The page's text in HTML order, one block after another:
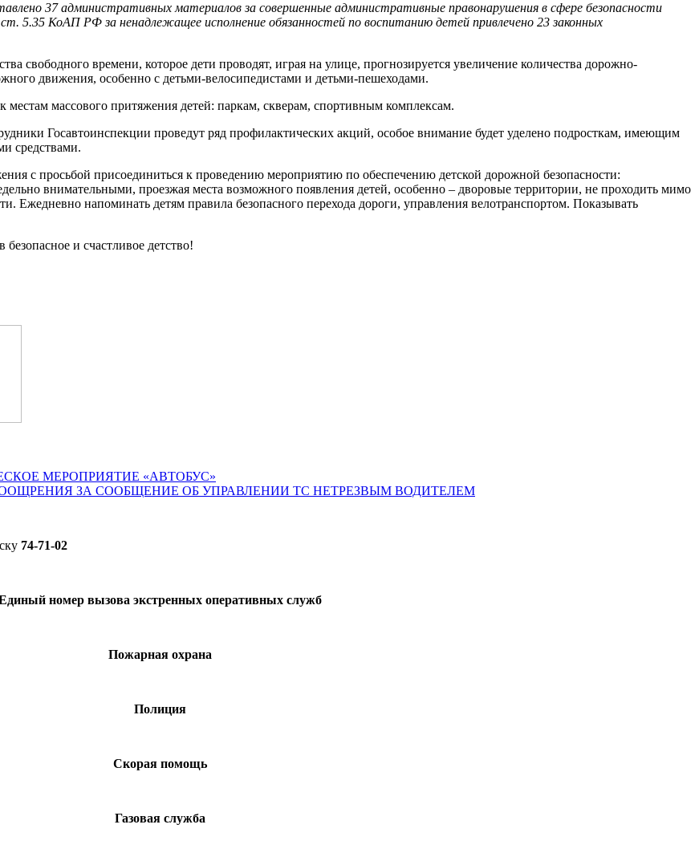
37 административных материалов за совершенные административные правонарушения в сфере безопасности
КоАП РФ за ненадлежащее исполнение обязанностей по воспитанию детей привлечено 23 законных
свободного времени, которое дети проводят, играя на улице, прогнозируется увеличение количества дорожно-
движения, особенно с детьми-велосипедистами и детьми-пешеходами.
массового притяжения детей: паркам, скверам, спортивным комплексам.
Госавтоинспекции проведут ряд профилактических акций, особое внимание будет уделено подросткам, имеющим
средствами.
с просьбой присоединиться к проведению мероприятию по обеспечению детской дорожной безопасности:
внимательными, проезжая места возможного появления детей, особенно – дворовые территории, не проходить мимо
напоминать детям правила безопасного перехода дороги, управления велотранспортом. Показывать
и счастливое детство!
МЕРОПРИЯТИЕ «АВТОБУС»
ЗА СООБЩЕНИЕ ОБ УПРАВЛЕНИИ ТС НЕТРЕЗВЫМ ВОДИТЕЛЕМ
74-71-02
номер вызова экстренных оперативных служб
Пожарная охрана
Полиция
Скорая помощь
Газовая служба